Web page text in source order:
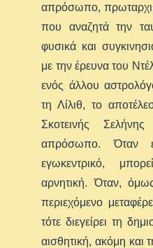
απρόσωπο,
που αναζητά την
φυσικά και
με την έρευνα του
ενός άλλου
τη Λίλιθ, το
Σκοτεινής
απρόσωπο. Όταν
εγωκεντρικό,
αρνητική. Όταν,
περιεχόμενο
τότε διεγείρει τη
αισθητική, ακόμη και